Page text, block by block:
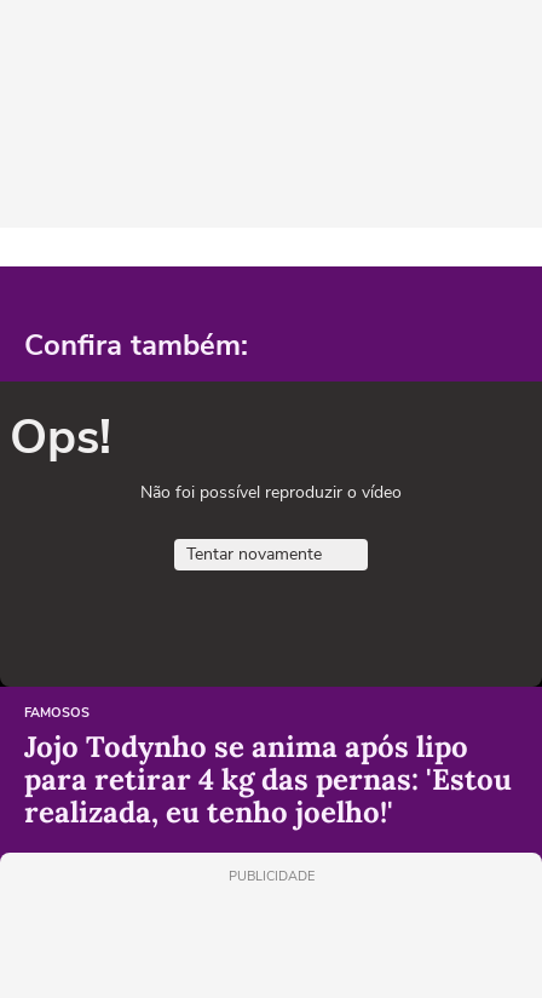
Confira também:
Ops!
Não foi possível reproduzir o vídeo
Tentar novamente
FAMOSOS
Jojo Todynho se anima após lipo
para retirar 4 kg das pernas: 'Estou
realizada, eu tenho joelho!'
PUBLICIDADE